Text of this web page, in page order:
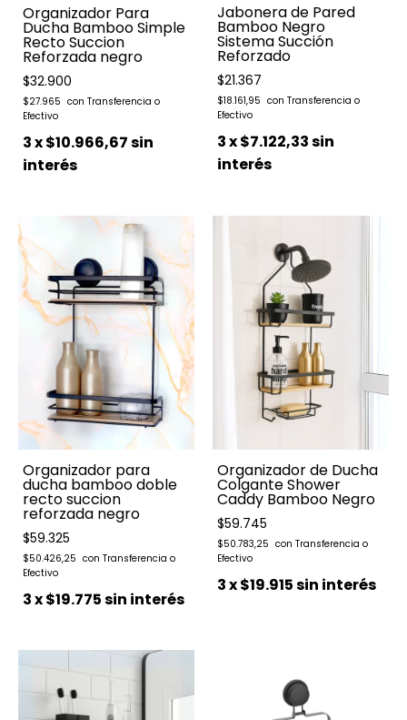
Organizador Para
Ducha Bamboo Simple
Recto Succion
Reforzada negro
$32.900
$27.965
3x$10.966,67sin
interés
Jabonera de Pared
Bamboo Negro
Sistema Succión
Reforzado
$21.367
$18.161,95
3x$7.122,33sin
interés
Organizador para
ducha bamboo doble
recto succion
reforzada negro
$59.325
$50.426,25
3x$19.775sin interés
Organizador de Ducha
Colgante Shower
Caddy Bamboo Negro
$59.745
$50.783,25
3x$19.915sin interés